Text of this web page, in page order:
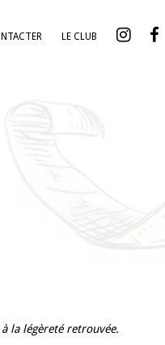
LE CLUB
la légèreté retrouvée.